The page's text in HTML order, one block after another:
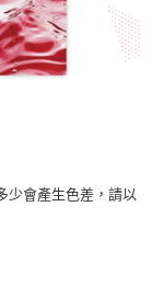
少會產生色差，請以